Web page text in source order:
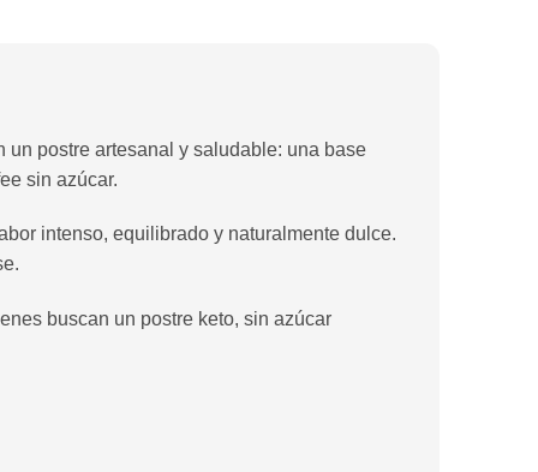
un postre artesanal y saludable: una base
sin azúcar.
intenso, equilibrado y naturalmente dulce.
buscan un postre keto, sin azúcar